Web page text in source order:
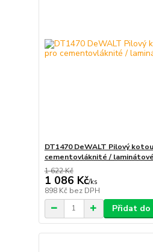
DT1470 DeWALT Pilový
cementovláknité /
1 622 Kč
1 086 Kč/ks
898 Kč bez DPH
Přidat do